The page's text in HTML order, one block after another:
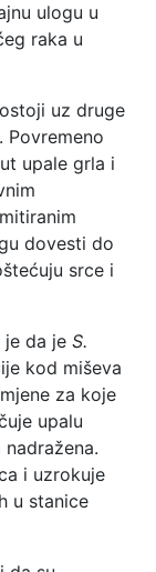
ulogu u
raka u
uz druge
Povremeno
upale grla i
dovesti do
srce i
je da je S.
kod miševa
za koje
upalu
i uzrokuje
u stanice